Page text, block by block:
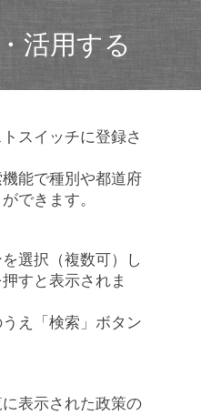
活用する
スイッチに登録さ
能で種別や都道府
できます。
選択（複数可）し
すと表示されま
え「検索」ボタン
表示された政策の